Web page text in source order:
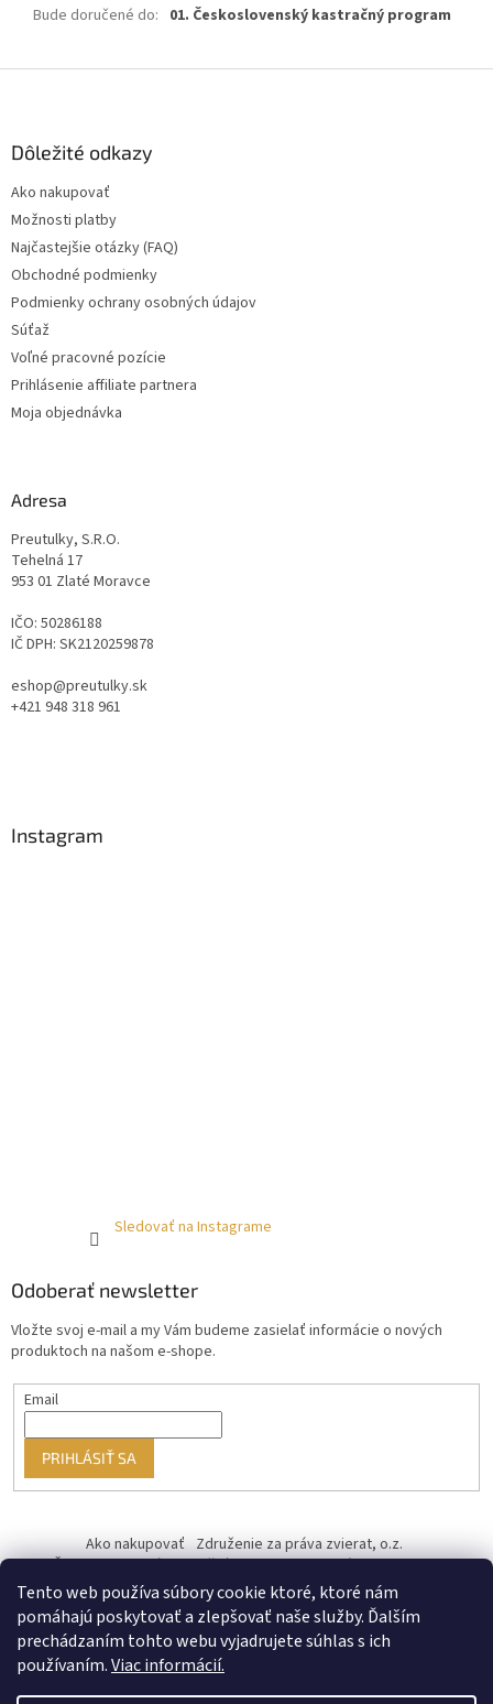
Tento web používa súbory cookie ktoré, ktoré nám
pomáhajú poskytovať a zlepšovať naše služby. Ďalším
prechádzaním tohto webu vyjadrujete súhlas s ich
používaním.Viac informácií.
Bude doručené do: 01. Československý kastračný program
Dôležité odkazy
Ako nakupovať
Možnosti platby
Najčastejšie otázky (FAQ)
Obchodné podmienky
Podmienky ochrany osobných údajov
Súťaž
Voľné pracovné pozície
Prihlásenie affiliate partnera
Moja objednávka
Adresa
Preutulky, S.R.O.
Tehelná 17
953 01 Zlaté Moravce
IČO: 50286188
IČ DPH: SK2120259878
eshop@preutulky.sk
+421 948 318 961
Instagram
Sledovať na Instagrame
Odoberať newsletter
Vložte svoj e-mail a my Vám budeme zasielať informácie o nových
produktoch na našom e-shope.
Email
PRIHLÁSIŤ SA
Ako nakupovať Združenie za práva zvierat, o.z.
Československý kastračný program Informácie o cookies
od ♥ vybudoval Filip Minár